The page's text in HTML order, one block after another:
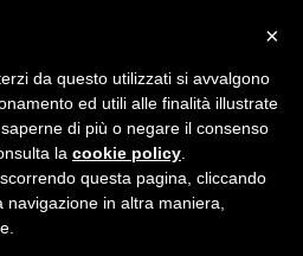
×
da questo utilizzati si avvalgono
ed utili alle finalità illustrate
di più o negare il consenso
la cookie policy
questa pagina, cliccando
in altra maniera,